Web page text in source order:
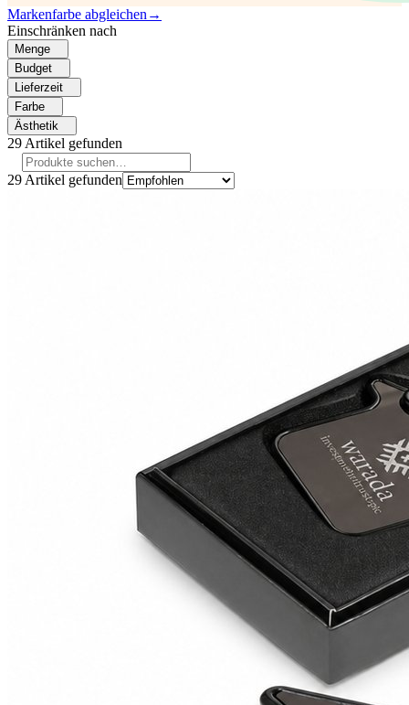
Markenfarbe abgleichen →
Einschränken nach
Menge
Budget
Lieferzeit
Farbe
Ästhetik
29 Artikel gefunden
29 Artikel gefunden